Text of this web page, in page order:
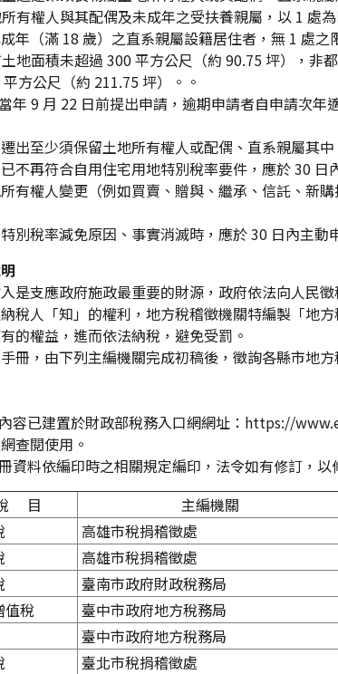
有權人與其配偶及未成年之受扶養親屬，以 1 處為
成年（滿 18 歲）之直系親屬設籍居住者，無 1 處之
地面積未超過 300 平方公尺（約 90.75 坪），非
方公尺（約 211.75 坪）。。
年 9 月 22 日前提出申請，逾期申請者自申請次
出至少須保留土地所有權人或配偶、直系親屬其
不再符合自用住宅用地特別稅率要件，應於 30 日
有權人變更（例如買賣、贈與、繼承、信託、新
別稅率減免原因、事實消滅時，應於 30 日內主動
是支應政府施政最重要的財源，政府依法向人民
稅人「知」的權利，地方稅稽徵機關特編製「地
的權益，進而依法納稅，避免受罰。
冊，由下列主編機關完成初稿後，徵詢各縣市地
容已建置於財政部稅務入口網網址：https://
查閱使用。
資料依編印時之相關規定編印，法令如有修訂，以
目
主編機關
高雄市稅捐稽徵處
高雄市稅捐稽徵處
臺南市政府財政稅務局
值稅
臺中市政府地方稅務局
臺中市政府地方稅務局
臺北市稅捐稽徵處